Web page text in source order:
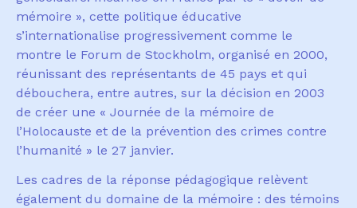
mémoire », cette politique éducative
s’internationalise progressivement comme le
montre le Forum de Stockholm, organisé en 2000,
réunissant des représentants de 45 pays et qui
débouchera, entre autres, sur la décision en 2003
de créer une « Journée de la mémoire de
l’Holocauste et de la prévention des crimes contre
l’humanité » le 27 janvier.
Les cadres de la réponse pédagogique relèvent
également du domaine de la mémoire : des témoins